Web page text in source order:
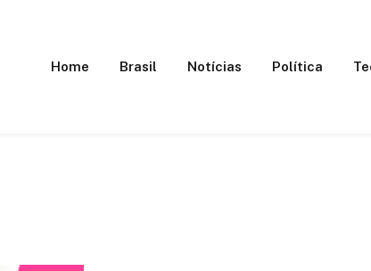
Home Brasil Notícias Política